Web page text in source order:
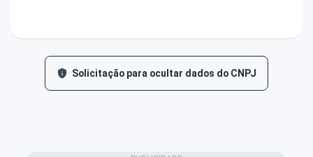
Solicitação para ocultar dados do CNPJ